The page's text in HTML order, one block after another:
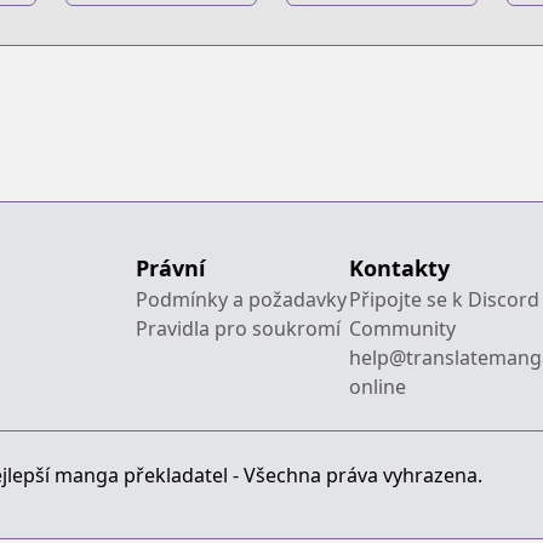
Právní
Podmínky a požadavky
Pravidla pro soukromí
Kontakty
Připojte se k Discord
Community
online
manga překladatel - Všechna práva vyhrazena.